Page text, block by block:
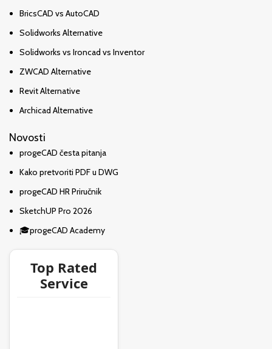
BricsCAD vs AutoCAD
Solidworks Alternative
Solidworks vs Ironcad vs Inventor
ZWCAD Alternative
Revit Alternative
Archicad Alternative
Novosti
progeCAD česta pitanja
Kako pretvoriti PDF u DWG
progeCAD HR Priručnik
SketchUP Pro 2026
🎓progeCAD Academy
Top Rated
Service